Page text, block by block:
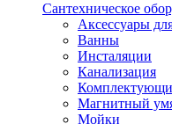
Сантехническое
Аксессуары
Ванны
Инсталяции
Канализация
Магнитный
Мойки